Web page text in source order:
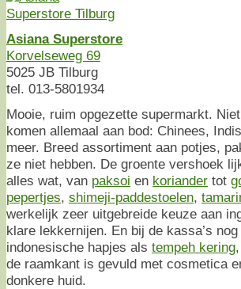
Asiana Superstore
Korvelseweg 69
5025 JB Tilburg
tel. 013-5801934
Mooie, ruim opgezette supermarkt.
komen allemaal aan bod: Chinees,
meer. Breed assortiment aan potjes,
ze niet hebben. De groente vershoek
alles wat, van paksoi en koriander tot
pepertjes, shimeji-paddestoelen,
werkelijk zeer uitgebreide keuze aan
klare lekkernijen. En bij de kassa’s
indonesische hapjes als tempeh kering
de raamkant is gevuld met cosmetica
donkere huid.